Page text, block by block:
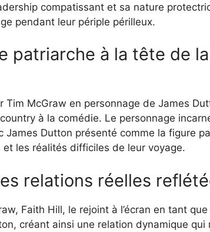
compatissant et sa nature
pendant leur périple périlleux.
patriarche à la tête de
Tim McGraw en personnage de James
à la comédie. Le personnage
James Dutton présenté comme la figure
les réalités difficiles de leur voyage.
relations réelles
Faith Hill, le rejoint à l’écran en tant
créant ainsi une relation dynamique qui